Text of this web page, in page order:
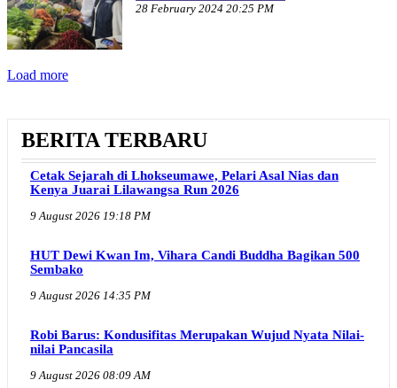
28 February 2024 20:25 PM
Load more
BERITA TERBARU
Cetak Sejarah di Lhokseumawe, Pelari Asal Nias dan
Kenya Juarai Lilawangsa Run 2026
9 August 2026 19:18 PM
HUT Dewi Kwan Im, Vihara Candi Buddha Bagikan 500
Sembako
9 August 2026 14:35 PM
Robi Barus: Kondusifitas Merupakan Wujud Nyata Nilai-
nilai Pancasila
9 August 2026 08:09 AM